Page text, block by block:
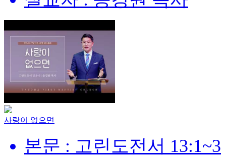
사랑이 없으면
본문 : 고린도전서 13:1~3